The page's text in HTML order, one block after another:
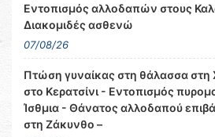
Εντοπισμός αλλοδαπών στους
Διακομιδές ασθενώ
07/08/26
Πτώση γυναίκας στη θάλασσα στη
στο Κερατσίνι - Εντοπισμός
Ίσθμια - Θάνατος αλλοδαπού
στη Ζάκυνθο –